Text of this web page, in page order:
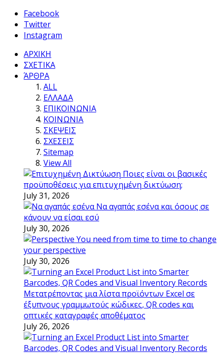
Facebook
Twitter
Instagram
ΑΡΧΙΚΗ
ΣΧΕΤΙΚΑ
ΆΡΘΡΑ
ALL
ΕΛΛΑΔΑ
ΕΠΙΚΟΙΝΩΝΙΑ
ΚΟΙΝΩΝΙΑ
ΣΚΕΨΕΙΣ
ΣΧΕΣΕΙΣ
Sitemap
View All
Ποιες είναι οι βασικές
προϋποθέσεις για επιτυχημένη δικτύωση;
July 31, 2026
Να αγαπάς εσένα και όσους σε
κάνουν να είσαι εσύ
July 30, 2026
You need from time to time to change
your perspective
July 30, 2026
Μετατρέποντας μια λίστα προϊόντων Excel σε
έξυπνους γραμμωτούς κώδικες, QR codes και
οπτικές καταγραφές αποθέματος
July 26, 2026